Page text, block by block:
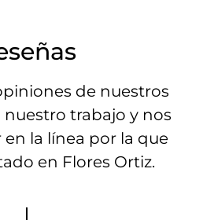
de nuestros
trabajo y nos
la línea por la que
en Flores Ortiz.